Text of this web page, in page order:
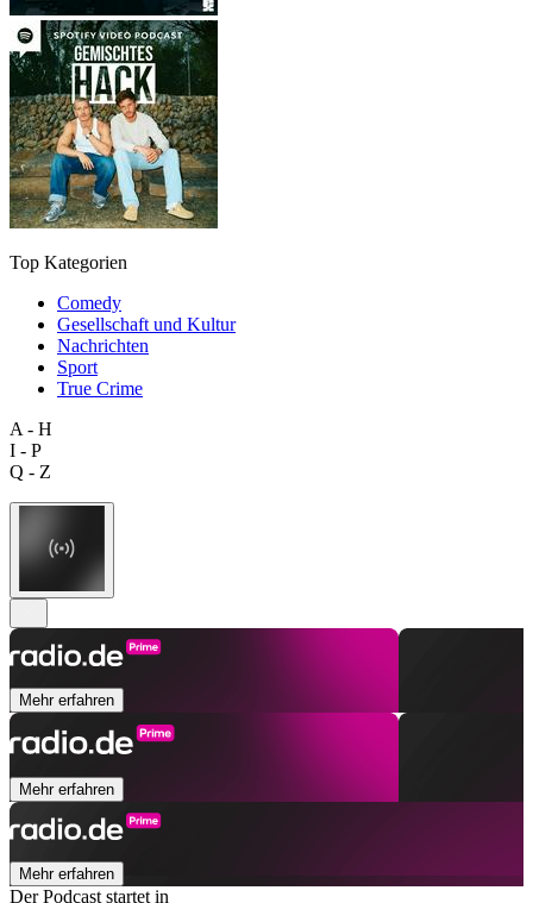
Top Kategorien
Comedy
Gesellschaft und Kultur
Nachrichten
Sport
True Crime
A - H
I - P
Q - Z
Mehr erfahren
Mehr erfahren
Mehr erfahren
Der Podcast startet in